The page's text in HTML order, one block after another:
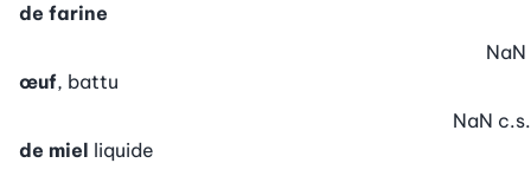
de farine
œuf, battu
NaN
de miel liquide
NaN c.s.